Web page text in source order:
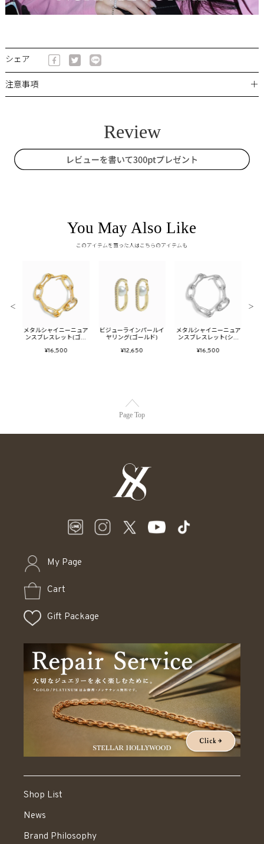
シェア
注意事項 ＋
You May Also Like
このアイテムを買った人はこちらのアイテムも
メタルシャイニーニュア
ンスブレスレット(ゴー
¥16,500
ビジューラインパールイ
ヤリング(ゴールド)
¥12,650
メタルシャイニーニュア
ンスブレスレット(シル
¥16,500
＜ ＞
Page Top
My Page
Cart
Gift Package
Shop List
News
Brand Philosophy